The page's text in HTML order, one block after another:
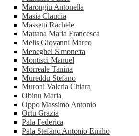
Marongiu Antonella
Masia Claudia
Massetti Rachele
Mattana Maria Francesca
Melis Giovanni Marco
Meneghel Simonetta
Montisci Manuel
Morreale Tanina
Mureddu Stefano
Muroni Valeria Chiara
Obinu Maria
Oppo Massimo Antonio
Ortu Grazia
Pala Federica
Pala Stefano Antonio Emilio